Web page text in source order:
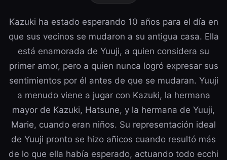
Kazuki ha estado esperando 10 años para el día en
que sus vecinos se mudaron a su antigua casa. Ella
está enamorada de Yuuji, a quien considera su
primer amor, pero a quien nunca logró expresar sus
sentimientos por él antes de que se mudaran. Yuuji
a menudo viene a jugar con Kazuki, la hermana
mayor de Kazuki, Hatsune, y la hermana de Yuuji,
Marie, cuando eran niños. Su representación ideal
de Yuuji pronto se hizo añicos cuando resultó más
de lo que ella había esperado, actuando todo ecchi